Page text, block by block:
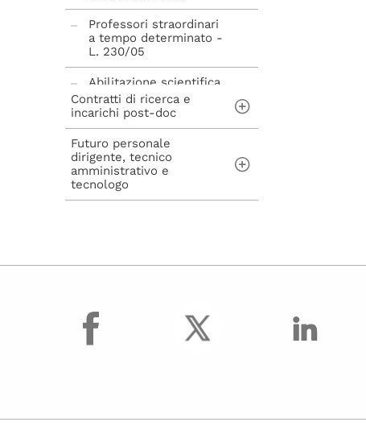
Professori straordinari
a tempo determinato -
L. 230/05
Abilitazione scientifica
nazionale - L. 240/10
Contratti di ricerca e
incarichi post-doc
Contratti di ricerca ai
sensi dell'art. 22 della
Legge n. 240/2010
Incarichi post-doc ai
Futuro personale
dirigente, tecnico
amministrativo e
tecnologo
Dirigente, Tecnologo e
Procedure di mobilità
per personale tecnico
amministrativo
facebook